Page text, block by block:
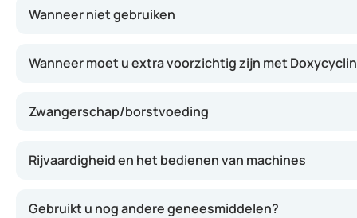
Wanneer niet gebruiken
Wanneer moet u extra voorzichtig zijn met
Zwangerschap/borstvoeding
Rijvaardigheid en het bedienen van machines
Gebruikt u nog andere geneesmiddelen?